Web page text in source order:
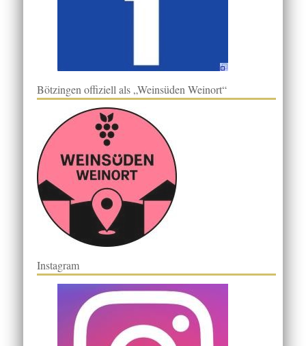
Bötzingen offiziell als „Weinsüden Weinort“
Instagram